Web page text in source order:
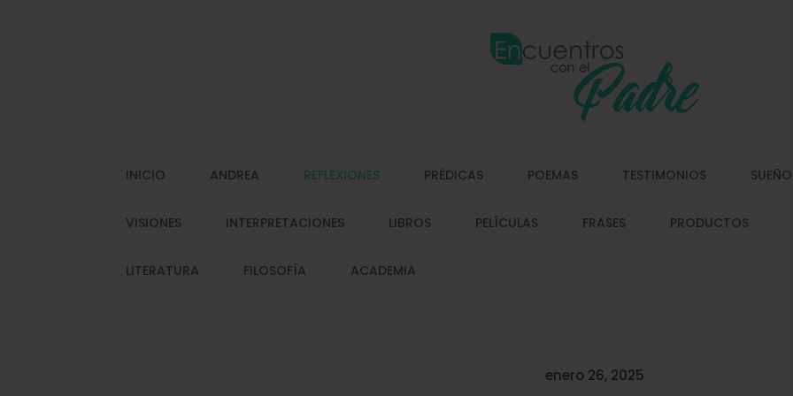
INICIO ANDREA REFLEXIONES PRÉDICAS POEMAS TESTIMONIOS
VISIONES INTERPRETACIONES LIBROS PELÍCULAS FRASES PRODUCTOS
LITERATURA FILOSOFÍA ACADEMIA
Posted
enero 26, 2025